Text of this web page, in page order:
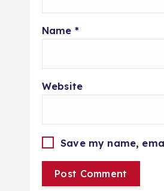
Name *
Website
Save my name,